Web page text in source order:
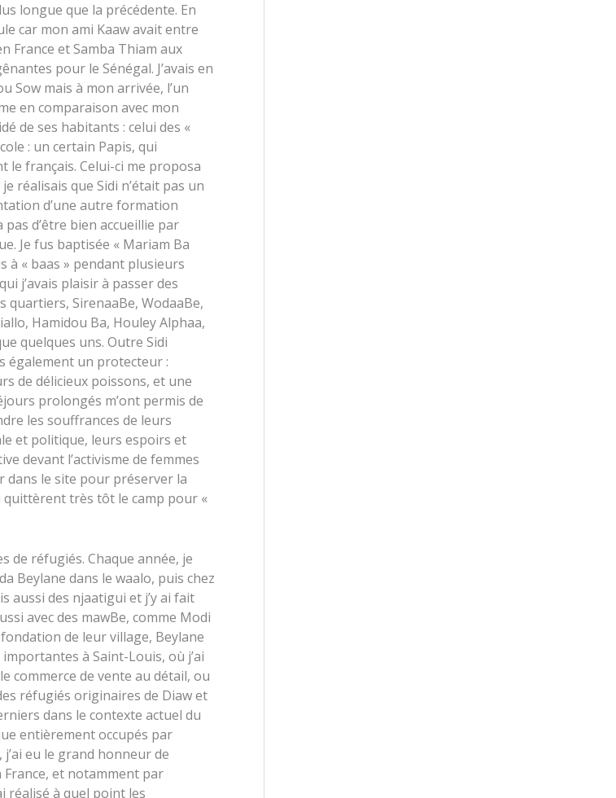
longue que la précédente. En
car mon ami Kaaw avait entre
France et Samba Thiam aux
pour le Sénégal. J’avais en
Sow mais à mon arrivée, l’un
en comparaison avec mon
de ses habitants : celui des «
: un certain Papis, qui
le français. Celui-ci me proposa
réalisais que Sidi n’était pas un
d’une autre formation
d’être bien accueillie par
Je fus baptisée « Mariam Ba
à « baas » pendant plusieurs
j’avais plaisir à passer des
SirenaaBe, WodaaBe,
Hamidou Ba, Houley Alphaa,
quelques uns. Outre Sidi
également un protecteur :
de délicieux poissons, et une
prolongés m’ont permis de
les souffrances de leurs
et politique, leurs espoirs et
devant l’activisme de femmes
dans le site pour préserver la
quittèrent très tôt le camp pour «
de réfugiés. Chaque année, je
Beylane dans le waalo, puis chez
aussi des njaatigui et j’y ai fait
avec des mawBe, comme Modi
de leur village, Beylane
à Saint-Louis, où j’ai
commerce de vente au détail, ou
réfugiés originaires de Diaw et
dans le contexte actuel du
entièrement occupés par
eu le grand honneur de
et notamment par
réalisé à quel point les